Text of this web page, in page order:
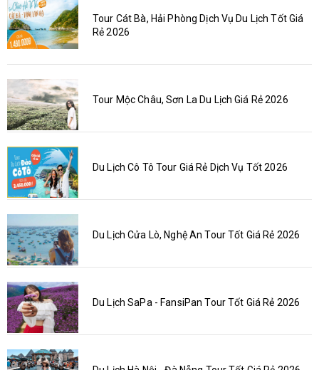
Tour Cát Bà, Hải Phòng Dịch Vụ Du Lịch Tốt Giá
Rẻ 2026
Tour Mộc Châu, Sơn La Du Lịch Giá Rẻ 2026
Du Lịch Cô Tô Tour Giá Rẻ Dịch Vụ Tốt 2026
Du Lịch Cửa Lò, Nghệ An Tour Tốt Giá Rẻ 2026
Du Lịch SaPa - FansiPan Tour Tốt Giá Rẻ 2026